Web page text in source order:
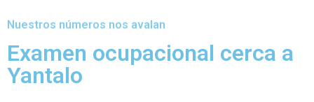
Nuestros números nos avalan
Examen ocupacional cerca a
Yantalo